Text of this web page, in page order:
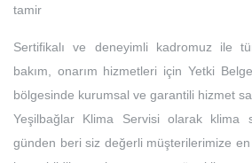
tamir
Sertifikalı ve deneyimli kadromuz ile
bakım, onarım hizmetleri için Yetki
bölgesinde kurumsal ve garantili hizmet
Yeşilbağlar Klima Servisi olarak klima
günden beri siz değerli müşterilerimize